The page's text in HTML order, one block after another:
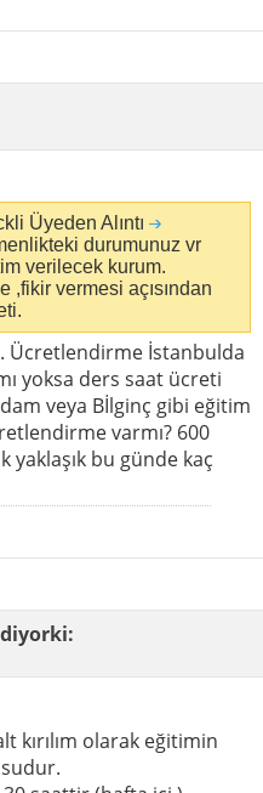
Üyeden Alıntı
durumunuz vr
verilecek kurum.
,fikir vermesi açısından
Ücretlendirme İstanbulda
yoksa ders saat ücreti
veya Bİlginç gibi eğitim
varmı? 600
bu günde kaç
diyorki:
kırılım olarak eğitimin